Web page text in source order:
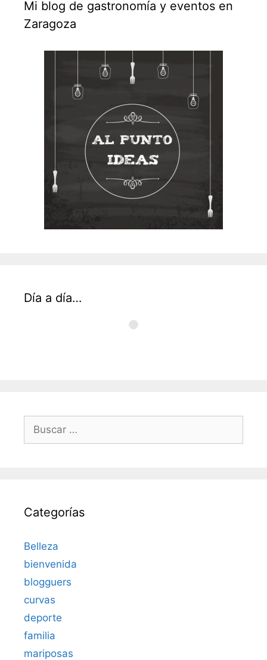
Mi blog de gastronomía y eventos en
Zaragoza
Día a día…
Categorías
Belleza
bienvenida
blogguers
curvas
deporte
familia
mariposas